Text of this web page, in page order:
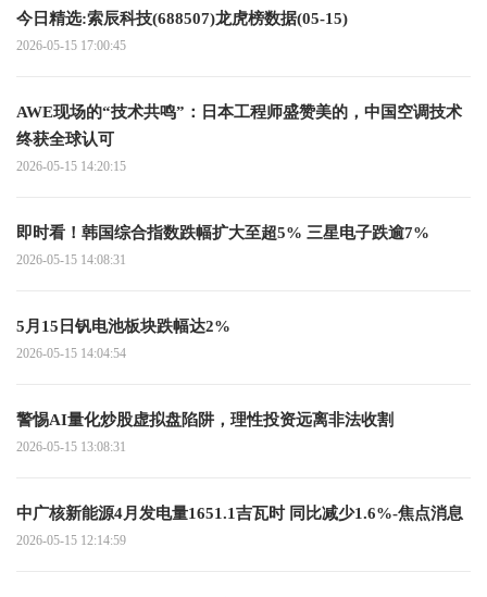
今日精选:索辰科技(688507)龙虎榜数据(05-15)
2026-05-15 17:00:45
AWE现场的“技术共鸣”：日本工程师盛赞美的，中国空调技术
终获全球认可
2026-05-15 14:20:15
即时看！韩国综合指数跌幅扩大至超5% 三星电子跌逾7%
2026-05-15 14:08:31
5月15日钒电池板块跌幅达2%
2026-05-15 14:04:54
警惕AI量化炒股虚拟盘陷阱，理性投资远离非法收割
2026-05-15 13:08:31
中广核新能源4月发电量1651.1吉瓦时 同比减少1.6%-焦点消息
2026-05-15 12:14:59